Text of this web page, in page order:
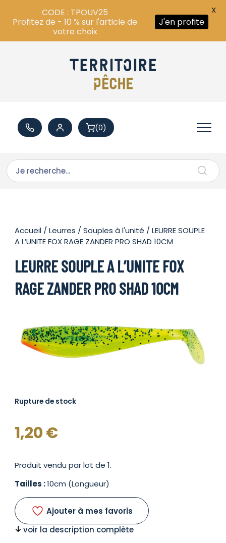
(0)
Accueil /Leurres /Souples à l'unité / LEURRE SOUPLE
A L’UNITE FOX RAGE ZANDER PRO SHAD 10CM
LEURRE SOUPLE A L’UNITE FOX
RAGE ZANDER PRO SHAD 10CM
Rupture de stock
1,20€
Produit vendu par lot de 1.
Tailles :10cm (Longueur)
Ajouter à mes favoris
voir la description complète
CODE : TPOUV25
Profitez de - 10 % sur l'article de
votre choix
J'en profite
X